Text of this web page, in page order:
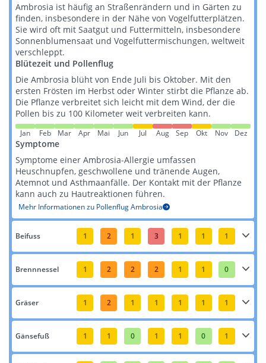
Ambrosia ist häufig an Straßenrändern und in Gärten zu
finden, insbesondere in der Nähe von Vogelfutterplätzen.
Sie wird oft mit Saatgut und Futtermitteln, insbesondere
Sonnenblumensaat und Vogelfuttermischungen, weltweit
verschleppt​​​​.
Blütezeit und Pollenflug
Die Ambrosia blüht von Ende Juli bis Oktober. Mit den
ersten Frösten im Herbst oder Winter stirbt die Pflanze ab.
Die Pflanze verbreitet sich leicht mit dem Wind, der die
Pollen bis zu 100 Kilometer weit verbreiten kann​​.
Jan Feb Mar Apr Mai Jun Jul Aug Sep Okt Nov Dez
Symptome
Symptome einer Ambrosia-Allergie umfassen
Heuschnupfen, geschwollene und tränende Augen,
Atemnot und Asthmaanfälle. Der Kontakt mit der Pflanze
kann auch zu Hautreaktionen führen​​.
Mehr Informationen zu Pollenflug Ambrosia
Beifuss 1 2 1 3 1 1 1
Brennnessel 1 2 2 2 1 1 0
Gräser 1 2 1 1 1 1 1
Gänsefuß 1 1 0 1 1 0 1